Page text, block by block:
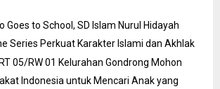
Goes to School, SD Islam Nurul Hidayah
Series Perkuat Karakter Islami dan Akhlak
05/RW 01 Kelurahan Gondrong Mohon
Indonesia untuk Mencari Anak yang